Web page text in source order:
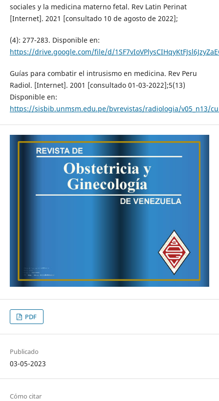
sociales y la medicina materno fetal. Rev Latin Perinat
[Internet]. 2021 [consultado 10 de agosto de 2022];
(4): 277-283. Disponible en:
https://drive.google.com/file/d/
Guías para combatir el intrusismo en medicina. Rev Peru
Radiol. [Internet]. 2001 [consultado 01-03-2022];5(13)
Disponible en:
https://sisbib.unmsm.edu.pe/bvrevistas/radiologia/v05_n13/
PDF
Publicado
03-05-2023
Cómo citar